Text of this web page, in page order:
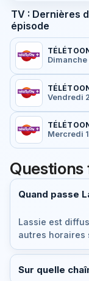
TV : Dernières
épisode
Dimanche
Vendredi
Mercredi
Quand passe
Lassie est
autres horaires
Sur quelle